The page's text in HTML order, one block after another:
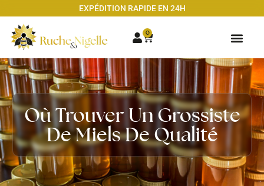
EXPÉDITION RAPIDE EN 24H
0
Où Trouver Un Grossiste
De Miels De Qualité